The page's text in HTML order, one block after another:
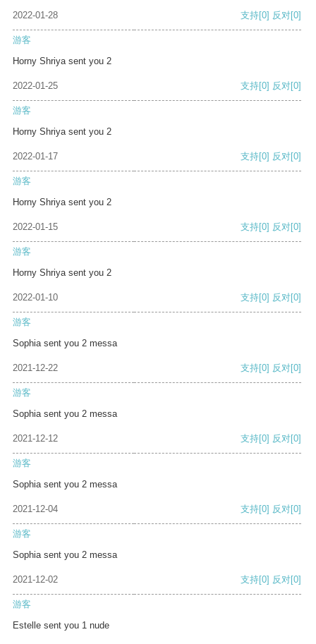
2022-01-28 支持[0] 反对[0]
游客
Horny Shriya sent you 2
2022-01-25 支持[0] 反对[0]
游客
Horny Shriya sent you 2
2022-01-17 支持[0] 反对[0]
游客
Horny Shriya sent you 2
2022-01-15 支持[0] 反对[0]
游客
Horny Shriya sent you 2
2022-01-10 支持[0] 反对[0]
游客
Sophia sent you 2 messa
2021-12-22 支持[0] 反对[0]
游客
Sophia sent you 2 messa
2021-12-12 支持[0] 反对[0]
游客
Sophia sent you 2 messa
2021-12-04 支持[0] 反对[0]
游客
Sophia sent you 2 messa
2021-12-02 支持[0] 反对[0]
游客
Estelle sent you 1 nude